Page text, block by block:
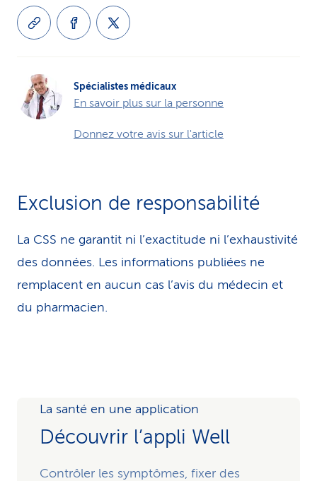
Spécialistes médicaux
En savoir plus sur la personne
Donnez votre avis sur l'article
Exclusion de responsabilité
La CSS ne garantit ni l’exactitude ni l’exhaustivité
des données. Les infor­ma­tions publiées ne
remplacent en aucun cas l’avis du médecin et
du pharmacien.
La santé en une application
Découvrir l’appli Well
Contrôler les symptômes, fixer des